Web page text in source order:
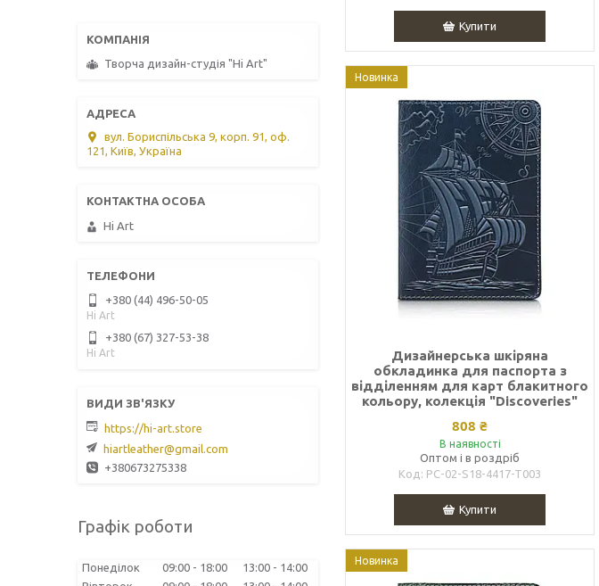
Купити
Новинка
Дизайнерська шкіряна
обкладинка для паспорта з
відділенням для карт блакитного
кольору, колекція "Discoveries"
808 ₴
В наявності
Оптом і в роздріб
PC-02-S18-4417-T003
Купити
Новинка
Творча дизайн-студія "Hi Art"
вул. Бориспільська 9, корп. 91, оф.
121, Київ, Україна
Hi Art
+380 (44) 496-50-05
Hi Art
+380 (67) 327-53-38
Hi Art
https://hi-art.store
hiartleather@gmail.com
+380673275338
Графік роботи
Понеділок 09:00 18:00 13:00
14:00